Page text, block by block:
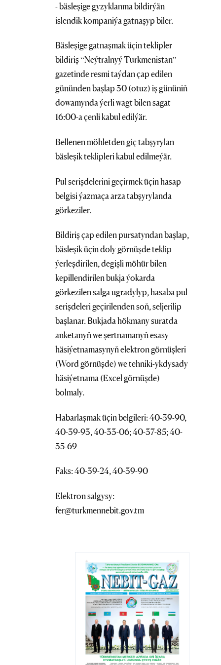
- bäsleşige gyzyklanma bildirýän
islendik kompaniýa gatnaşyp biler.
Bäsleşige gatnaşmak üçin teklipler
bildiriş “Neýtralnyý Turkmenistan”
gazetinde resmi taýdan çap edilen
gününden başlap 30 (otuz) iş gününiň
dowamynda ýerli wagt bilen sagat
16:00-a çenli kabul edilýär.
Bellenen möhletden giç tabşyrylan
bäsleşik teklipleri kabul edilmeýär.
Pul serişdelerini geçirmek üçin hasap
belgisi ýazmaça arza tabşyrylanda
görkeziler.
Bildiriş çap edilen pursatyndan başlap,
bäsleşik üçin doly görnüşde teklip
ýerleşdirilen, degişli möhür bilen
kepillendirilen bukja ýokarda
görkezilen salga ugradylyp, hasaba pul
serişdeleri geçirilenden soň, seljerilip
başlanar. Bukjada hökmany suratda
anketanyň we şertnamanyň esasy
häsiýetnamasynyň elektron görnüşleri
(Word görnüşde) we tehniki-ykdysady
häsiýetnama (Excel görnüşde)
bolmaly.
Habarlaşmak üçin belgileri: 40-39-90,
40-39-93, 40-33-06; 40-37-85; 40-
35-69
Faks: 40-39-24, 40-39-90
Elektron salgysy:
fer@turkmennebit.gov.tm